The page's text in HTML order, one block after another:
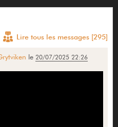
Lire tous les messages [295]
le 20/07/2025 22:26